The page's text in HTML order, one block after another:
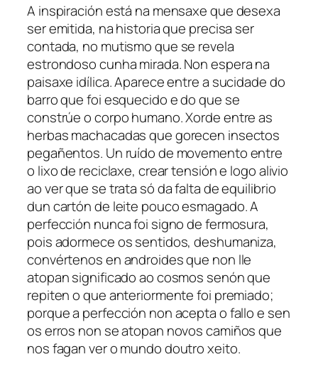
A inspiración está na mensaxe que desexa
ser emitida, na historia que precisa ser
contada, no mutismo que se revela
estrondoso cunha mirada. Non espera na
paisaxe idílica. Aparece entre a sucidade do
barro que foi esquecido e do que se
constrúe o corpo humano. Xorde entre as
herbas machacadas que gorecen insectos
pegañentos. Un ruído de movemento entre
o lixo de reciclaxe, crear tensión e logo alivio
ao ver que se trata só da falta de equilibrio
dun cartón de leite pouco esmagado. A
perfección nunca foi signo de fermosura,
pois adormece os sentidos, deshumaniza,
convértenos en androides que non lle
atopan significado ao cosmos senón que
repiten o que anteriormente foi premiado;
porque a perfección non acepta o fallo e sen
os erros non se atopan novos camiños que
nos fagan ver o mundo doutro xeito.